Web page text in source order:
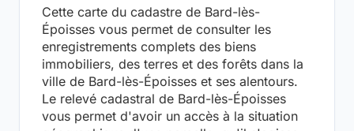
Cette carte du cadastre de Bard-lès-
Époisses vous permet de consulter les
enregistrements complets des biens
immobiliers, des terres et des forêts dans la
ville de Bard-lès-Époisses et ses alentours.
Le relevé cadastral de Bard-lès-Époisses
vous permet d'avoir un accès à la situation